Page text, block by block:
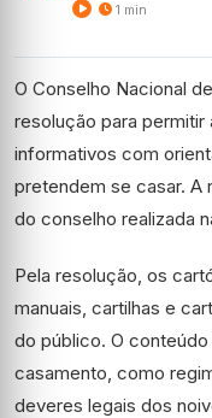
1 min
O Conselho Nacional
resolução para permitir
informativos com
pretendem se casar. A
do conselho realizada
Pela resolução, os
manuais, cartilhas e
do público. O
casamento, como
deveres legais dos